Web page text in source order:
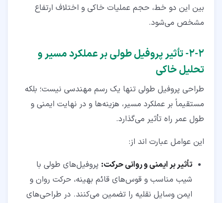
بین این دو خط، حجم عملیات خاکی و اختلاف ارتفاع
مشخص می‌شود.
۲‏-‏۲‏- تأثیر پروفیل طولی بر عملکرد مسیر و
تحلیل خاکی
طراحی پروفیل طولی تنها یک رسم مهندسی نیست؛ بلکه
مستقیماً بر عملکرد مسیر، هزینه‌ها و در نهایت ایمنی و
طول عمر راه تأثیر می‌گذارد.
این عوامل عبارت اند از:
تأثیر بر ایمنی و روانی حرکت: پروفیل‌های طولی با
شیب مناسب و قوس‌های قائم بهینه، حرکت روان و
ایمن وسایل نقلیه را تضمین می‌کنند. در طراحی‌های